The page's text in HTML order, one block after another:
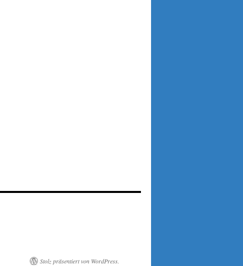
Stolz präsentiert von WordPress.